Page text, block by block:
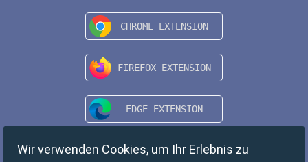
Wir verwenden Cookies, um Ihr Erlebnis zu